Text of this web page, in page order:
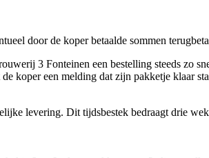
door de koper betaalde sommen
3 Fonteinen een bestelling steeds zo
koper een melding dat zijn pakketje klaar
levering. Dit tijdsbestek bedraagt drie